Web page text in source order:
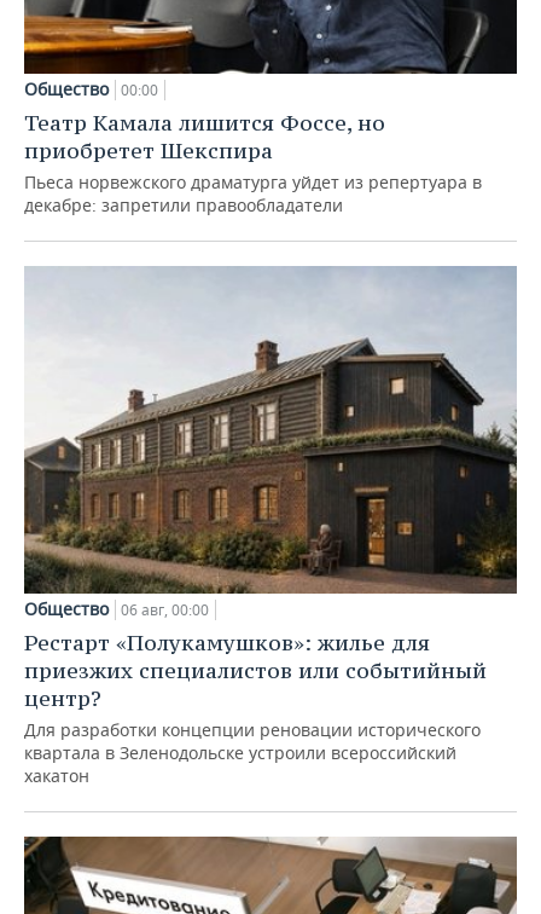
Общество 00:00
Театр Камала лишится Фоссе, но
приобретет Шекспира
Пьеса норвежского драматурга уйдет из репертуара в
декабре: запретили правообладатели
Общество 06 авг, 00:00
Рестарт «Полукамушков»: жилье для
приезжих специалистов или событийный
центр?
Для разработки концепции реновации исторического
квартала в Зеленодольске устроили всероссийский
хакатон